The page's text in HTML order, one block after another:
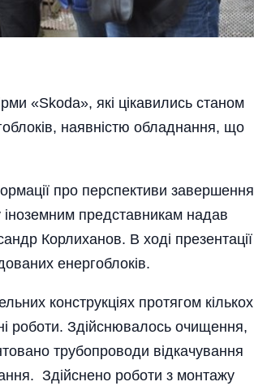
«Skoda», які цікавились станом
наявністю обладнання, що
про перспективи завершення
іноземним представникам надав
Корлиханов. В ході презентації
енергоблоків.
конструкціях протягом кількох
роботи. Здійснювалось очищення,
трубопроводи відкачування
Здійснено роботи з монтажу